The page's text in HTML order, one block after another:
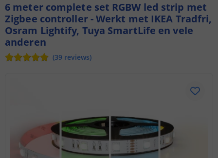
6 meter complete set RGBW led strip met
Zigbee controller - Werkt met IKEA Tradfri,
Osram Lightify, Tuya SmartLife en vele
anderen
(39 reviews)